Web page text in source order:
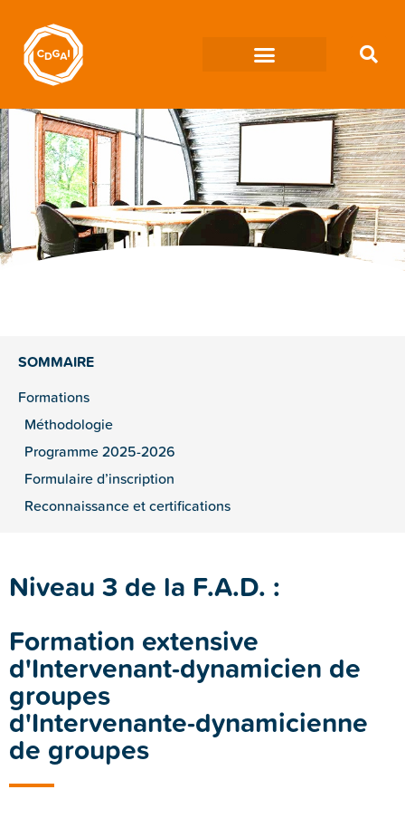
Niveau 3 de la F.A.D. :
Formation extensive
d'Intervenant-dynamicien de
groupes
d'Intervenante-dynamicienne
de groupes
SOMMAIRE
Formations
Méthodologie
Programme 2025-2026
Formulaire d’inscription
Reconnaissance et certifications